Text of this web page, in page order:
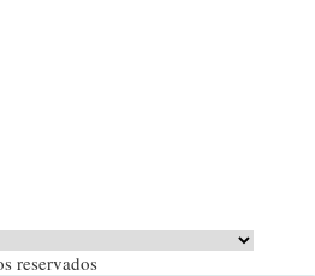
reservados